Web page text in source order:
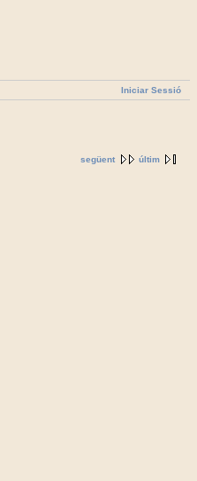
Iniciar Sessió
següent últim